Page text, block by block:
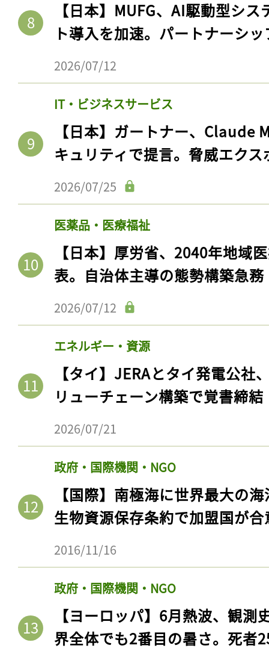
【日本】MUFG、AI駆動型シ
ト導入を加速。パートナーシ
2026/07/12
IT・ビジネスサービス
【日本】ガートナー、Claude
キュリティで提言。脅威エク
2026/07/25
医薬品・医療福祉
【日本】厚労省、2040年地域
表。自治体主導の態勢構築急務
2026/07/12
エネルギー・資源
【タイ】JERAとタイ発電公社
リューチェーン構築で覚書締結
2026/07/21
政府・国際機関・NGO
【国際】南極海に世界最大の
生物資源保存条約で加盟国が合
2016/11/16
政府・国際機関・NGO
【ヨーロッパ】6月熱波、観
界全体でも2番目の暑さ。死者